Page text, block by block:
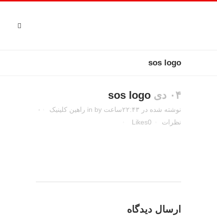
sos logo
۰۴ دی
نوشته شده در ۲۲:۴۳ساعت in by راهین کلینیک
۰
نظرات
0
Likes
ارسال دیدگاه